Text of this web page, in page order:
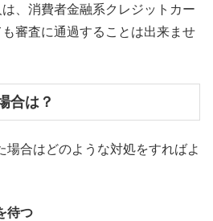
、消費者金融系クレジットカー
も審査に通過することは出来ませ
合は？
場合はどのような対処をすればよ
待つ